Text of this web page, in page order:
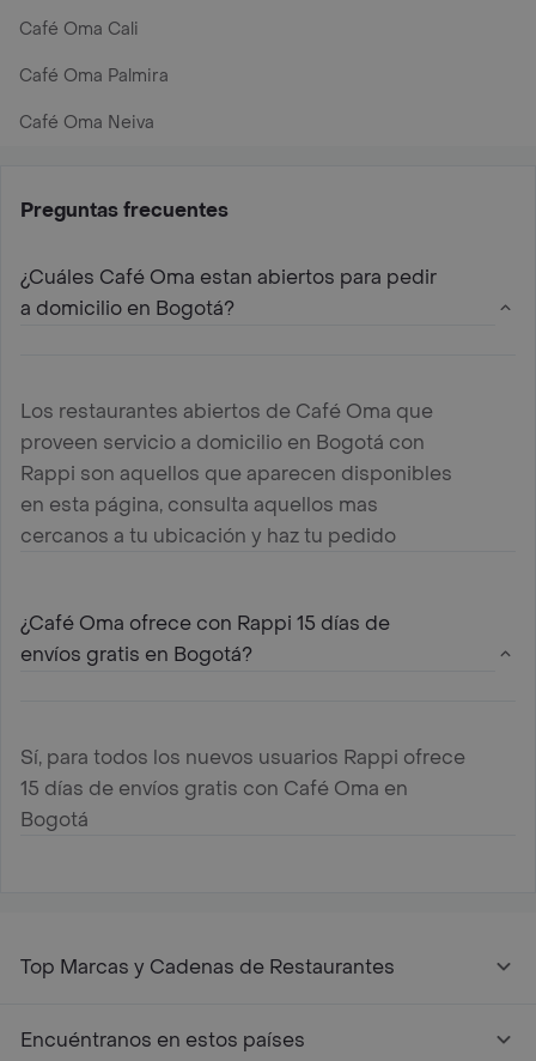
Café Oma Cali
Café Oma Palmira
Café Oma Neiva
Preguntas frecuentes
¿Cuáles Café Oma estan abiertos para pedir
a domicilio en Bogotá?
Los restaurantes abiertos de Café Oma que
proveen servicio a domicilio en Bogotá con
Rappi son aquellos que aparecen disponibles
en esta página, consulta aquellos mas
cercanos a tu ubicación y haz tu pedido
¿Café Oma ofrece con Rappi 15 días de
envíos gratis en Bogotá?
Sí, para todos los nuevos usuarios Rappi ofrece
15 días de envíos gratis con Café Oma en
Bogotá
Top Marcas y Cadenas de Restaurantes
Encuéntranos en estos países